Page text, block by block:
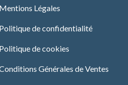
Légales
de confidentialité
de cookies
Générales de Ventes